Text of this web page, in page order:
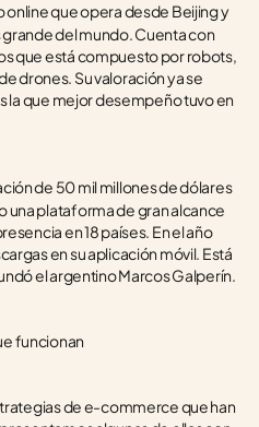
online que opera desde Beijing y
del mundo. Cuenta con
que está compuesto por robots,
drones. Su valoración ya se
la que mejor desempeño tuvo en
de 50 mil millones de dólares
plataforma de gran alcance
en 18 países. En el año
en su aplicación móvil. Está
el argentino Marcos Galperín.
funcionan
de e-commerce que han